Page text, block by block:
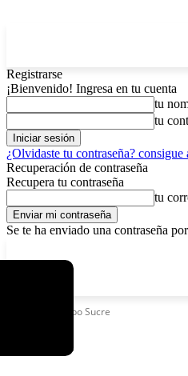
Registrarse
¡Bienvenido! Ingresa en tu cuenta
tu
tu
¿Olvidaste tu contraseña? consigue
Recuperación de contraseña
Recupera tu contraseña
tu
Se te ha enviado una contraseña
Fexpo Sucre